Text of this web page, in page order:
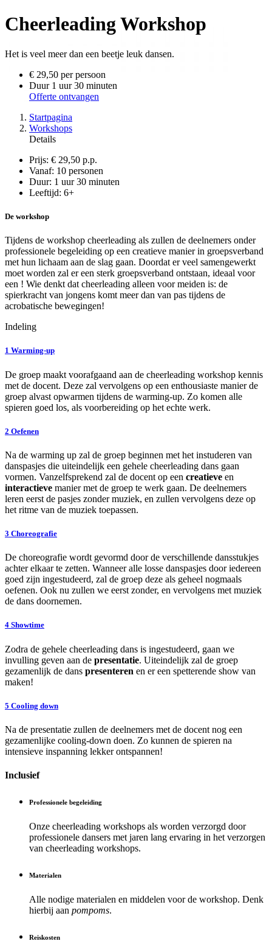
Cheerleading Workshop
Het is veel meer dan een beetje leuk dansen.
€ 29,50 per persoon
Duur1 uur 30 minuten
Offerte ontvangen
Startpagina
Workshops
Details
Prijs: € 29,50 p.p.
Vanaf: 10 personen
Duur: 1 uur 30 minuten
Leeftijd: 6+
De workshop
Tijdens de workshop cheerleading als zullen de deelnemers onder
professionele begeleiding op een creatieve manier in groepsverband
met hun lichaam aan de slag gaan. Doordat er veel samengewerkt
moet worden zal er een sterk groepsverband ontstaan, ideaal voor
een ! Wie denkt dat cheerleading alleen voor meiden is: de
spierkracht van jongens komt meer dan van pas tijdens de
acrobatische bewegingen!
Indeling
1 Warming-up
De groep maakt voorafgaand aan de cheerleading workshop kennis
met de docent. Deze zal vervolgens op een enthousiaste manier de
groep alvast opwarmen tijdens de warming-up. Zo komen alle
spieren goed los, als voorbereiding op het echte werk.
2 Oefenen
Na de warming up zal de groep beginnen met het instuderen van
danspasjes die uiteindelijk een gehele cheerleading dans gaan
vormen. Vanzelfsprekend zal de docent op een creatieve en
interactieve manier met de groep te werk gaan. De deelnemers
leren eerst de pasjes zonder muziek, en zullen vervolgens deze op
het ritme van de muziek toepassen.
3 Choreografie
De choreografie wordt gevormd door de verschillende dansstukjes
achter elkaar te zetten. Wanneer alle losse danspasjes door iedereen
goed zijn ingestudeerd, zal de groep deze als geheel nogmaals
oefenen. Ook nu zullen we eerst zonder, en vervolgens met muziek
de dans doornemen.
4 Showtime
Zodra de gehele cheerleading dans is ingestudeerd, gaan we
invulling geven aan de presentatie. Uiteindelijk zal de groep
gezamenlijk de dans presenteren en er een spetterende show van
maken!
5 Cooling down
Na de presentatie zullen de deelnemers met de docent nog een
gezamenlijke cooling-down doen. Zo kunnen de spieren na
intensieve inspanning lekker ontspannen!
Inclusief
Professionele begeleiding
Onze cheerleading workshops als worden verzorgd door
professionele dansers met jaren lang ervaring in het verzorgen
van cheerleading workshops.
Materialen
Alle nodige materialen en middelen voor de workshop. Denk
hierbij aan pompoms.
Reiskosten